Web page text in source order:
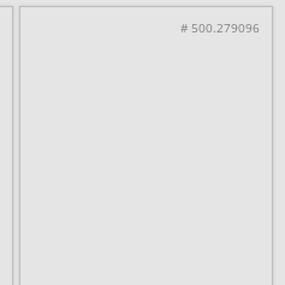
# 500.279096